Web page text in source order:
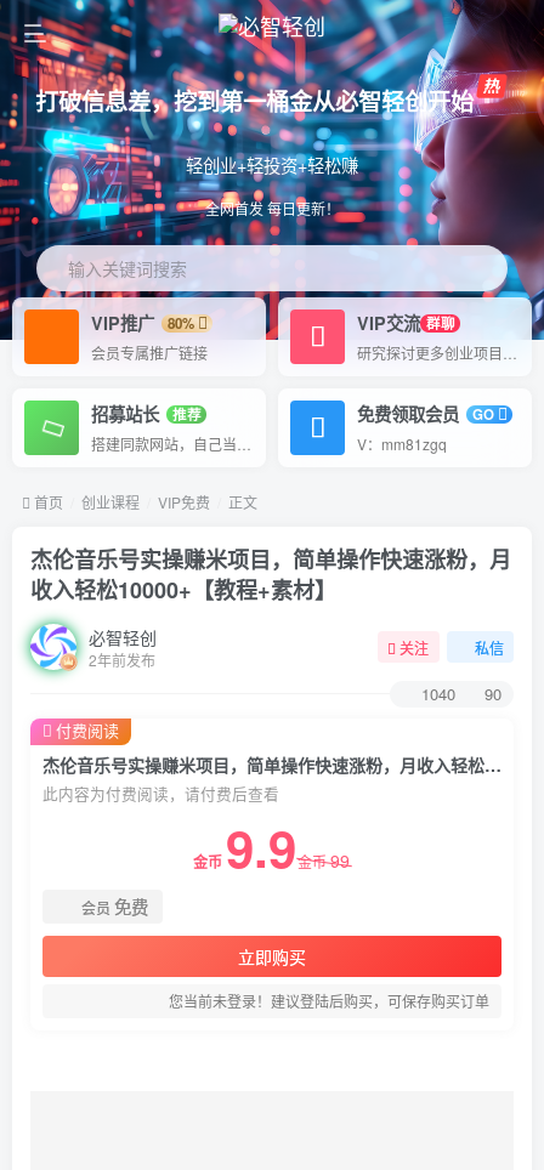
打破信息差，挖到第一桶金从必智轻创开始
轻创业+轻投资+轻松赚
全网首发 每日更新！
输入关键词搜索
VIP推广
80%
会员专属推广链接
VIP交流 群聊
招募站长
推荐
免费领取会员
GO
V：mm81zgq
首页 创业课程 VIP免费 正文
杰伦音乐号实操赚米项目，简单操作快速涨粉，月
收入轻松10000+【教程+素材】
必智轻创
2年前发布
关注 私信
1040 90
杰伦音乐号实操赚米项目，简单操作快速涨粉，月收入轻松10000+【教程+素材】
此内容为付费阅读，请付费后查看
金币 9.9金币99
会员 免费
立即购买
您当前未登录！建议登陆后购买，可保存购买订单
付费阅读